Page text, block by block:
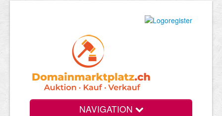
NAVIGATION